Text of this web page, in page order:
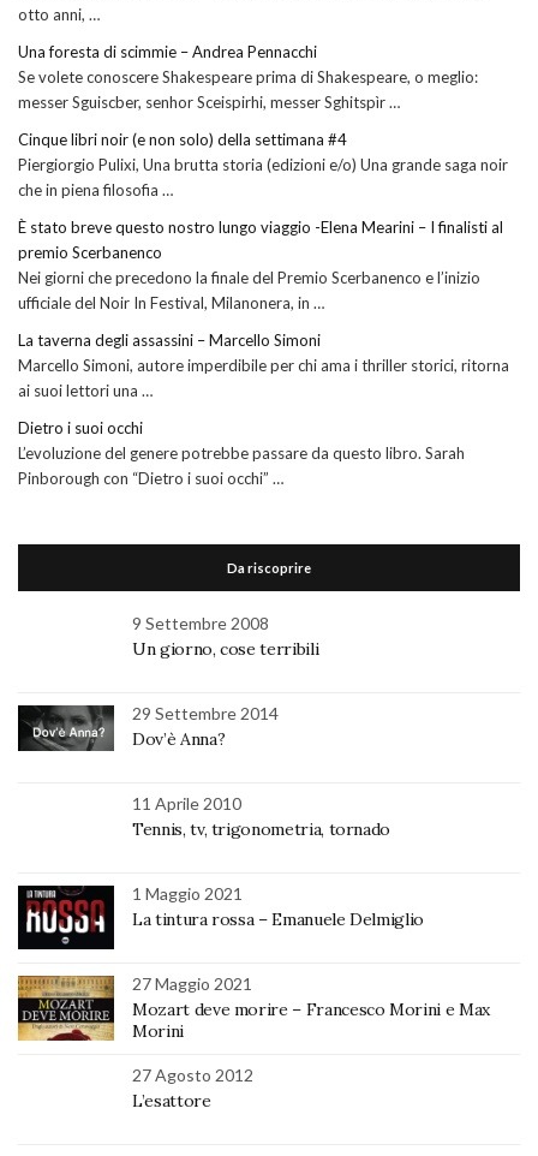
otto anni, …
Una foresta di scimmie – Andrea Pennacchi
Se volete conoscere Shakespeare prima di Shakespeare, o meglio:
messer Sguiscber, senhor Sceispirhi, messer Sghitspìr …
Cinque libri noir (e non solo) della settimana #4
Piergiorgio Pulixi, Una brutta storia (edizioni e/o) Una grande saga noir
che in piena filosofia …
È stato breve questo nostro lungo viaggio -Elena Mearini – I finalisti al
premio Scerbanenco
Nei giorni che precedono la finale del Premio Scerbanenco e l’inizio
ufficiale del Noir In Festival, Milanonera, in …
La taverna degli assassini – Marcello Simoni
Marcello Simoni, autore imperdibile per chi ama i thriller storici, ritorna
ai suoi lettori una …
Dietro i suoi occhi
L’evoluzione del genere potrebbe passare da questo libro. Sarah
Pinborough con “Dietro i suoi occhi” …
Da riscoprire
9 Settembre 2008
Un giorno, cose terribili
29 Settembre 2014
Dov’è Anna?
11 Aprile 2010
Tennis, tv, trigonometria, tornado
1 Maggio 2021
La tintura rossa – Emanuele Delmiglio
27 Maggio 2021
Mozart deve morire – Francesco Morini e Max
Morini
27 Agosto 2012
L’esattore